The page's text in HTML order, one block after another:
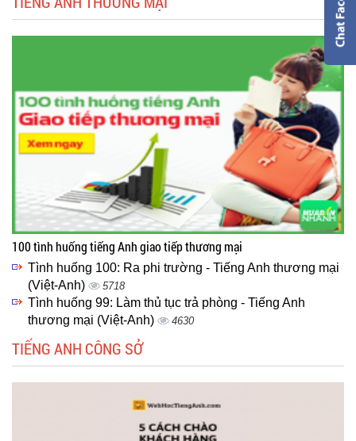
100 tình huống tiếng Anh giao tiếp thương mại
Tình huống 100: Ra phi trường - Tiếng Anh thương mại
(Việt-Anh)
5718
Tình huống 99: Làm thủ tục trả phòng - Tiếng Anh
thương mại (Việt-Anh)
4630
TIẾNG ANH CÔNG SỞ